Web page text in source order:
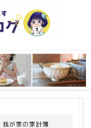
我が家の家計簿